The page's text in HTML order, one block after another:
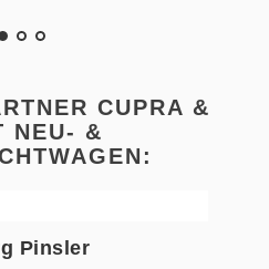
CUPRA &
NEU- &
online.de
Pinsler